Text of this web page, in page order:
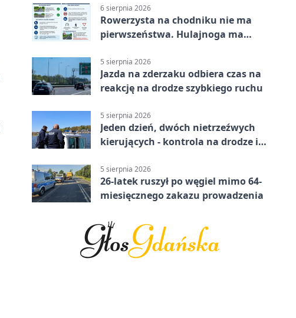
6 sierpnia 2026
Rowerzysta na chodniku nie ma
pierwszeństwa. Hulajnoga ma
5 sierpnia 2026
Jazda na zderzaku odbiera czas na
reakcję na drodze szybkiego ruchu
5 sierpnia 2026
Jeden dzień, dwóch nietrzeźwych
kierujących - kontrola na drodze i
5 sierpnia 2026
26-latek ruszył po węgiel mimo 64-
miesięcznego zakazu prowadzenia